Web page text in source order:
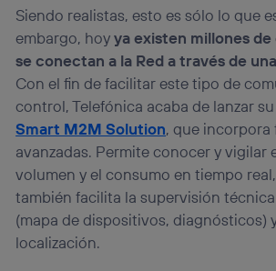
Siendo realistas, esto es sólo lo que
embargo, hoyya existen millones
se conectan a la Red a través de
Con el fin de facilitar este tipo de
control, Telefónica acaba de lanzar
Smart M2M Solution, que
avanzadas. Permite conocer y vigilar
volumen y el consumo en tiempo
también facilita la supervisión
(mapa de dispositivos, diagnósticos)
localización.
telecomunicaciones vinculada a la
(p. ej., número de teléfono móvil).
Este identificador se asigna a la
lo que cualquier persona que conecte
consienta el uso de la tecnología recibirá
identificador. Típicamente:
Si utilizas unaconexión de banda
el marketing o análisis se realizará en
actividades de navegación de los
que hayan dado su consentimiento.
Si utilizasdatos móviles, el marketing
personalizado, ya que se basará
navegación del usuario del móvil.